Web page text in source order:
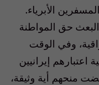
الأبرياء.
حق المواطنة
وفي الوقت
إيرانيين
منحهم أية وثيقة،